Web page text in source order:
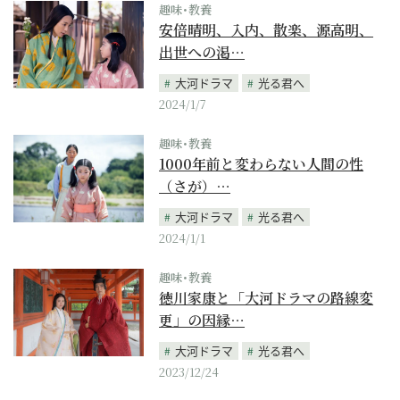
趣味･教養
安倍晴明、入内、散楽、源高明、
出世への渇…
大河ドラマ
光る君へ
2024/1/7
趣味･教養
1000年前と変わらない人間の性
（さが）…
大河ドラマ
光る君へ
2024/1/1
趣味･教養
徳川家康と「大河ドラマの路線変
更」の因縁…
大河ドラマ
光る君へ
2023/12/24